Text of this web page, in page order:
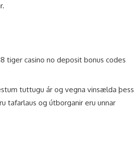
tuttugu ár og vegna vinsælda þess
tafarlaus og útborganir eru unnar